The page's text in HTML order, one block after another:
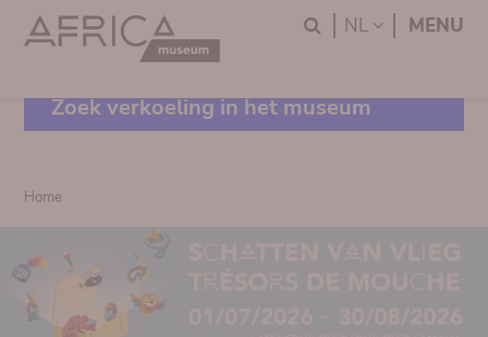
Search
NL LANGUAGE
MENU
Zoek verkoeling in het museum
Breadcrumb
Home